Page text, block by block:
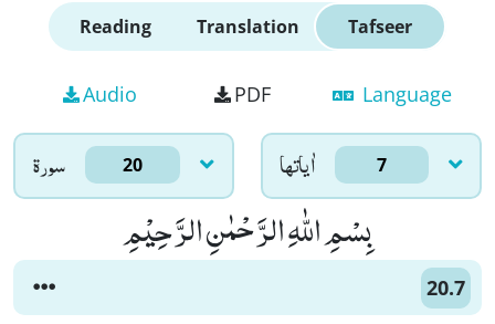
Reading Translation Tafseer
Audio PDF Language
سورۃ 20 اٰياتها 7
بِسْمِ اللّٰهِ الرَّحْمٰنِ الرَّحِیْمِ
20.7